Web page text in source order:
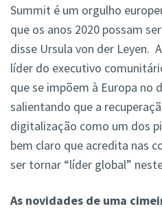
Summit é um orgulho
que os anos 2020 possam
disse Ursula von der Leyen.
líder do executivo
que se impõem à Europa no
salientando que a
digitalização como um dos
bem claro que acredita nas
ser tornar “líder global”
As novidades de uma